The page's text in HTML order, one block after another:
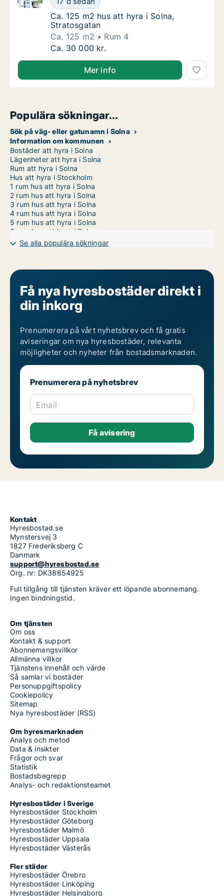
Ca. 125 m2 hus att hyra i Solna,
Ca. 125 m2 hus att hyra i Solna,
Stratosgatan
Ca. 125 m2
Rum 4
Ca. 125 m2 hus att hyra i Solna,
Ca. 30 000 kr.
Mer info
Populära sökningar...
Sök på väg- eller gatunamn i Solna
Information om kommunen
Bostäder att hyra i Solna
Lägenheter att hyra i Solna
Rum att hyra i Solna
Hus att hyra i Stockholm
1 rum hus att hyra i Solna
2 rum hus att hyra i Solna
3 rum hus att hyra i Solna
4 rum hus att hyra i Solna
5 rum hus att hyra i Solna
6 rum hus att hyra i Solna
7 rum hus att hyra i Solna
Se alla populära sökningar
Få nya hyresbostäder direkt i
din inkorg
Prenumerera på vårt nyhetsbrev och få gratis
aviseringar om nya hyresbostäder, relevanta
möjligheter och nyheter från bostadsmarknaden.
Prenumerera på nyhetsbrev
Email
Kontakt
Hyresbostad.se
Mynstersvej 3
1827 Frederiksberg C
Danmark
support@hyresbostad.se
Org. nr: DK38854925
Full tillgång till tjänsten kräver ett löpande abonnemang.
Ingen bindningstid.
Om tjänsten
Om oss
Kontakt & support
Abonnemangsvillkor
Allmänna villkor
Tjänstens innehåll och värde
Så samlar vi bostäder
Personuppgiftspolicy
Cookiepolicy
Sitemap
Nya hyresbostäder (RSS)
Om hyresmarknaden
Analys och metod
Data & insikter
Frågor och svar
Statistik
Bostadsbegrepp
Analys- och redaktionsteamet
Hyresbostäder i Sverige
Hyresbostäder Stockholm
Hyresbostäder Göteborg
Hyresbostäder Malmö
Hyresbostäder Uppsala
Hyresbostäder Västerås
Fler städer
Hyresbostäder Örebro
Hyresbostäder Linköping
Hyresbostäder Helsingborg